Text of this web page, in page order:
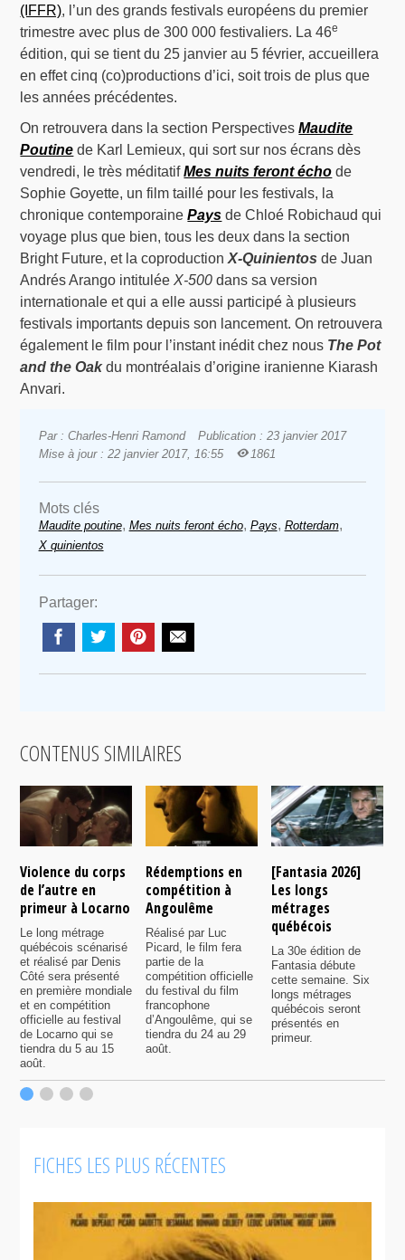
(IFFR), l’un des grands festivals européens du premier
trimestre avec plus de 300 000 festivaliers. La 46e
édition, qui se tient du 25 janvier au 5 février, accueillera
en effet cinq (co)productions d’ici, soit trois de plus que
les années précédentes.
On retrouvera dans la section PerspectivesMaudite
Poutine de Karl Lemieux, qui sort sur nos écrans dès
vendredi, le très méditatifMes nuits feront écho de
Sophie Goyette, un film taillé pour les festivals, la
chronique contemporainePays de Chloé Robichaud qui
voyage plus que bien, tous les deux dans la section
Bright Future, et la coproductionX-Quinientos de Juan
Andrés Arango intituléeX-500 dans sa version
internationale et qui a elle aussi participé à plusieurs
festivals importants depuis son lancement. On retrouvera
également le film pour l’instant inédit chez nous The Pot
and the Oakdu montréalais d’origine iranienne Kiarash
Anvari.
Par : Charles-Henri Ramond
Publication : 23 janvier 2017
Mise à jour : 22 janvier 2017, 16:55
1861
Mots clés
Maudite poutine, Mes nuits feront écho, Pays, Rotterdam,
X quinientos
Partager:
CONTENUS SIMILAIRES
Violence du corps
de l’autre en
primeur à Locarno
Le long métrage
québécois scénarisé
et réalisé par Denis
Côté sera présenté
en première mondiale
et en compétition
officielle au festival
de Locarno qui se
tiendra du 5 au 15
août.
Rédemptions en
compétition à
Angoulême
Réalisé par Luc
Picard, le film fera
partie de la
compétition officielle
du festival du film
francophone
d’Angoulême, qui se
tiendra du 24 au 29
août.
[Fantasia 2026]
Les longs
métrages
québécois
La 30e édition de
Fantasia débute
cette semaine. Six
longs métrages
québécois seront
présentés en
primeur.
FICHES LES PLUS RÉCENTES